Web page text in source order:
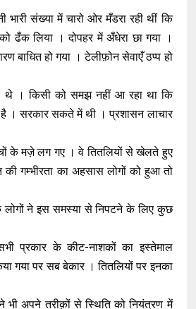
संख्या में चारो ओर मँडरा रही थीं कि
ढँक लिया । दोपहर में अँधेरा छा गया ।
बाधित हो गया । टेलीफ़ोन सेवाएँ ठप्प हो
को समझ नहीं आ रहा था कि
है । सरकार सकते में थी । प्रशासन लाचार
लग गए । वे तितलियों से खेलते हुए
की गम्भीरता का अहसास लोगों को हुआ तो
ने इस समस्या से निपटने के लिए कुछ
प्रकार के कीट-नाशकों का इस्तेमाल
गया पर सब बेकार । तितलियों पर इनका
तरीक़ों से स्थिति को नियंत्रण में